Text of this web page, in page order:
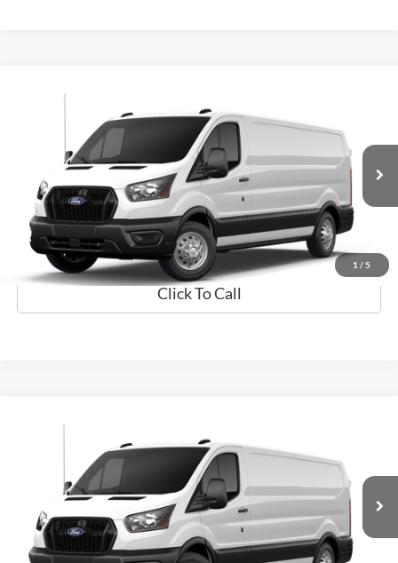
1 / 5
Ford Transit Cargo Van
Flagship Ford Carolina
1FTBR1Y85TKA47550 Valores:TKA47550Modelo:
Disponible Ext.
PRECIO
Obtener Oferta
Prueba de Manejo
Click To Call
Ford Transit Cargo Van
Flagship Ford Carolina
1FTBR1Y85TKA48455 Valores:TKA48455
Disponible Ext.
PRECIO
Obtener Oferta